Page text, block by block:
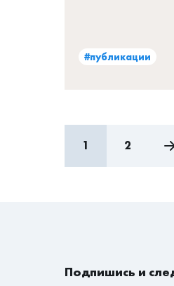
#публикации
1 2
Подпишись и